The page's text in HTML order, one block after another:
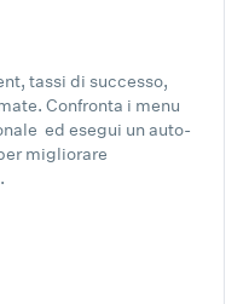
tassi di successo,
Confronta i menu
ed esegui un auto-
migliorare